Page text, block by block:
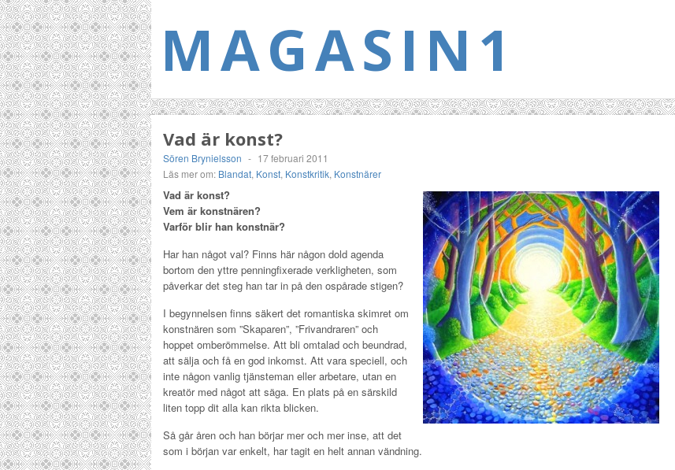
MAGASIN1
Vad är konst?
Sören Brynielsson - 17 februari 2011
Läs mer om: Blandat, Konst, Konstkritik, Konstnärer
Vad är konst?
Vem är konstnären?
Varför blir han konstnär?
Har han något val? Finns här någon dold agenda
bortom den yttre penningfixerade verkligheten, som
påverkar det steg han tar in på den ospårade stigen?
I begynnelsen finns säkert det romantiska skimret om
konstnären som ”Skaparen”, ”Frivandraren” och
hoppet omberömmelse. Att bli omtalad och beundrad,
att sälja och få en god inkomst. Att vara speciell, och
inte någon vanlig tjänsteman eller arbetare, utan en
kreatör med något att säga. En plats på en särskild
liten topp dit alla kan rikta blicken.
Så går åren och han börjar mer och mer inse, att det
som i början var enkelt, har tagit en helt annan vändning.